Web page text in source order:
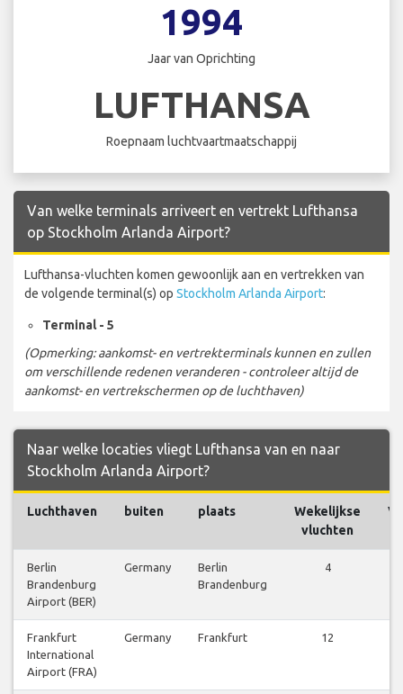
1994
Jaar van Oprichting
LUFTHANSA
Roepnaam luchtvaartmaatschappij
Van welke terminals arriveert en vertrekt Lufthansa
op Stockholm Arlanda Airport?
Lufthansa-vluchten komen gewoonlijk aan en vertrekken van
de volgende terminal(s) op Stockholm Arlanda Airport:
Terminal - 5
(Opmerking: aankomst- en vertrekterminals kunnen en zullen
om verschillende redenen veranderen - controleer altijd de
aankomst- en vertrekschermen op de luchthaven)
Naar welke locaties vliegt Lufthansa van en naar
Stockholm Arlanda Airport?
Luchthaven buiten plaats
Wekelijkse
vluchten
Berlin
Brandenburg
Airport (BER)
Germany
Berlin
Brandenburg
4
Frankfurt
International
Airport (FRA)
Germany Frankfurt 12